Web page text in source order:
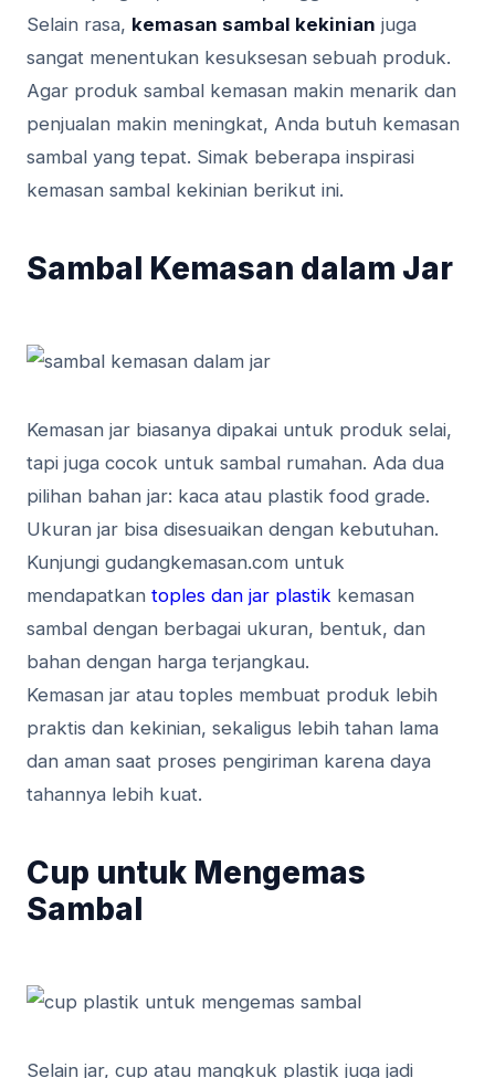
Selain rasa, kemasan sambal kekinian juga
sangat menentukan kesuksesan sebuah produk.
Agar produk sambal kemasan makin menarik dan
penjualan makin meningkat, Anda butuh kemasan
sambal yang tepat. Simak beberapa inspirasi
kemasan sambal kekinian berikut ini.
Sambal Kemasan dalam Jar
Kemasan jar biasanya dipakai untuk produk selai,
tapi juga cocok untuk sambal rumahan. Ada dua
pilihan bahan jar: kaca atau plastik food grade.
Ukuran jar bisa disesuaikan dengan kebutuhan.
Kunjungi gudangkemasan.com untuk
mendapatkan toples dan jar plastik kemasan
sambal dengan berbagai ukuran, bentuk, dan
bahan dengan harga terjangkau.
Kemasan jar atau toples membuat produk lebih
praktis dan kekinian, sekaligus lebih tahan lama
dan aman saat proses pengiriman karena daya
tahannya lebih kuat.
Cup untuk Mengemas
Sambal
Selain jar, cup atau mangkuk plastik juga jadi